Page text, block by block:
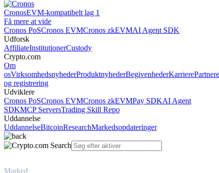
CronosEVM-kompatibelt lag 1
Få mere at vide
Cronos PoSCronos EVMCronos zkEVMAI Agent SDK
Udforsk
AffiliateInstitutionerCustody
Crypto.com
Om
osVirksomhedsnyhederProduktnyhederBegivenhederKarrierePartnere
og registrering
Udviklere
Cronos PoSCronos EVMCronos zkEVMPay SDKAI Agent
SDKMCP ServersTrading Skill Repo
Uddannelse
UddannelseBitcoinResearchMarkedsopdateringer
Marked